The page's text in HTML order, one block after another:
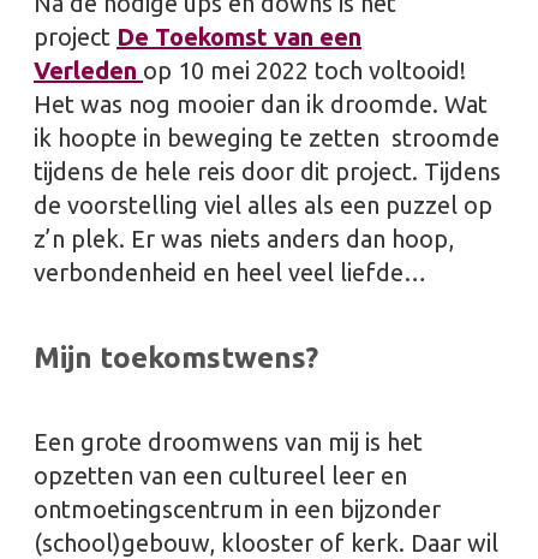
project De Toekomst van een
Verleden op 10 mei 2022 toch voltooid!
Het was nog mooier dan ik droomde. Wat
ik hoopte in beweging te zetten stroomde
tijdens de hele reis door dit project. Tijdens
de voorstelling viel alles als een puzzel op
z’n plek. Er was niets anders dan hoop,
verbondenheid en heel veel liefde…
Mijn toekomstwens?
Een grote droomwens van mij is het
opzetten van een cultureel leer en
ontmoetingscentrum in een bijzonder
(school)gebouw, klooster of kerk. Daar wil